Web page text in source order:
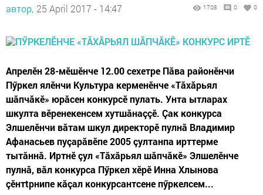
автор, 25 April 2017 - 14:47 1708 0 0
Апрелӗн 28-мӗшӗнче 12.00 сехетре Пăва районӗнчи
Пӳркел ялӗнчи Культура керменӗнче «Тăхăрьял
шăпчăкӗ» юрăсен конкурсӗ пулать. Унта ытларах
шкулта вӗренекенсем хутшăнаççӗ. Çак конкурса
Элшелӗнчи вăтам шкул директорӗ пулнă Владимир
Афанасьев пуçарăвӗпе 2005 çултанпа ирттерме
тытăннă. Иртнӗ çул «Тăхăрьял шăпчăкӗ» Элшелӗнче
пулнă, вăл конкурса Пӳркел хӗрӗ Инна Хлынова
çӗнтtрнипе кăçал конкурсантсене пӳркелсем...